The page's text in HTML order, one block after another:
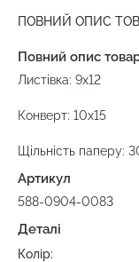
ПОВНИЙ ОПИС
Повний опис
Листівка: 9х12
Конверт: 10х15
Щільність паперу:
Артикул
588-0904-0083
Деталі
Колір: